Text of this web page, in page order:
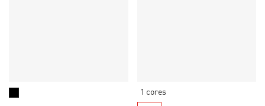
1 cores